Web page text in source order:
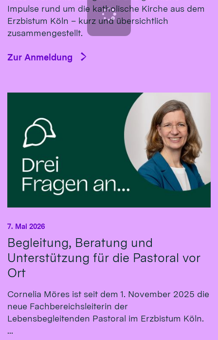
Impulse rund um die katholische Kirche aus dem
Erzbistum Köln – kurz und übersichtlich
zusammengestellt.
Zur Anmeldung
Begleitung, Beratung und
Unterstützung für die Pastoral vor
Ort
7. Mai 2026
Cornelia Möres ist seit dem 1. November 2025 die
neue Fachbereichsleiterin der
Lebensbegleitenden Pastoral im Erzbistum Köln.
...